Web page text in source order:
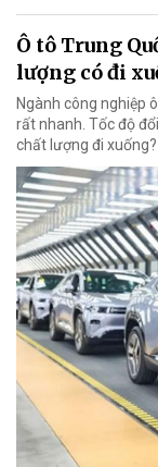
Ô tô Trung
lượng có đi
Ngành công nghiệp
rất nhanh. Tốc độ
chất lượng đi xuống?